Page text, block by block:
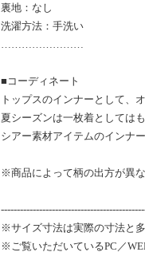
裏地：なし
洗濯方法：手洗い
■コーディネート
トップスのインナーとして、
夏シーズンは一枚着としてはも
シアー素材アイテムのインナ
※商品によって柄の出方が異な
※サイズ寸法は実際の寸法と
※ご覧いただいているPC／